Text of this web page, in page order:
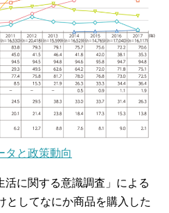
タと政策動向
に関する意識調査」による
としてなにか商品を購入した